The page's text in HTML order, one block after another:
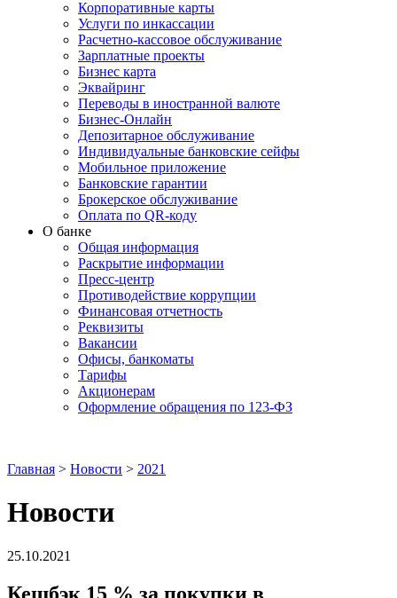
Корпоративные карты
Услуги по инкассации
Расчетно-кассовое обслуживание
Зарплатные проекты
Бизнес карта
Эквайринг
Переводы в иностранной валюте
Бизнес-Онлайн
Депозитарное обслуживание
Индивидуальные банковские сейфы
Мобильное приложение
Банковские гарантии
Брокерское обслуживание
Оплата по QR-коду
О банке
Общая информация
Раскрытие информации
Пресс-центр
Противодействие коррупции
Финансовая отчетность
Реквизиты
Вакансии
Офисы, банкоматы
Тарифы
Акционерам
Оформление обращения по 123-ФЗ
Главная > Новости > 2021
Новости
25.10.2021
Кешбэк 15 % за покупки в